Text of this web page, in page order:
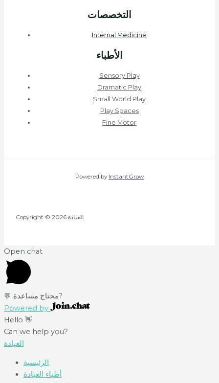
التخصصات
Internal Medicine
الأطباء
Sensory Play
Dramatic Play
Small World Play
Play Spaces
Fine Motor
Powered by InstantGrow
Copyright © 2026 العيادة
Open chat
💬 محتاج مساعدة?
Powered by
Hello 👋
Can we help you?
العيادة
الرئيسية
أطباء العيادة